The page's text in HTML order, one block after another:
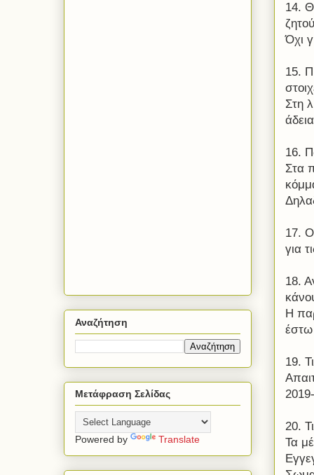
14.
Όχι
15.
Στη
16.
Στα
17. Ο
για
18.
Η
έστω
19.
20.
Τα
Αναζήτηση
Μετάφραση Σελίδας
Powered by Translate